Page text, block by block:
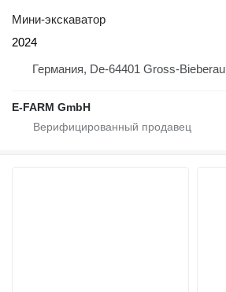
Мини-экскаватор
2024
Германия, De-64401 Gross-Bieberau
E-FARM GmbH